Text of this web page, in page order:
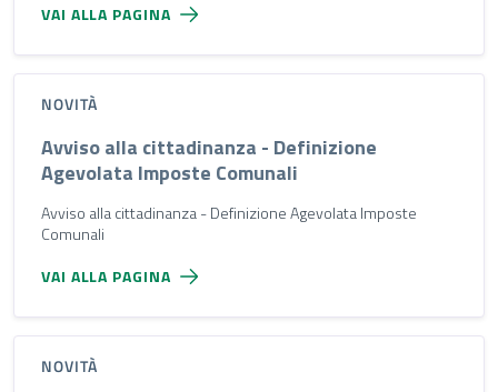
VAI ALLA PAGINA
NOVITÀ
Avviso alla cittadinanza - Definizione
Agevolata Imposte Comunali
Avviso alla cittadinanza - Definizione Agevolata Imposte
Comunali
VAI ALLA PAGINA
NOVITÀ